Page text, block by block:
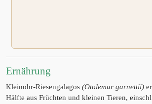
Ernährung
Kleinohr-Riesengalagos (Otolemur garnettii)
Hälfte aus Früchten und kleinen Tieren,